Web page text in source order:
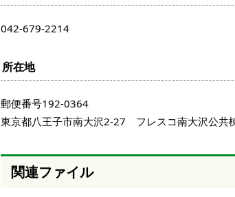
042-679-2214
所在地
郵便番号192-0364
東京都八王子市南大沢2-27 フレスコ南大沢公
関連ファイル